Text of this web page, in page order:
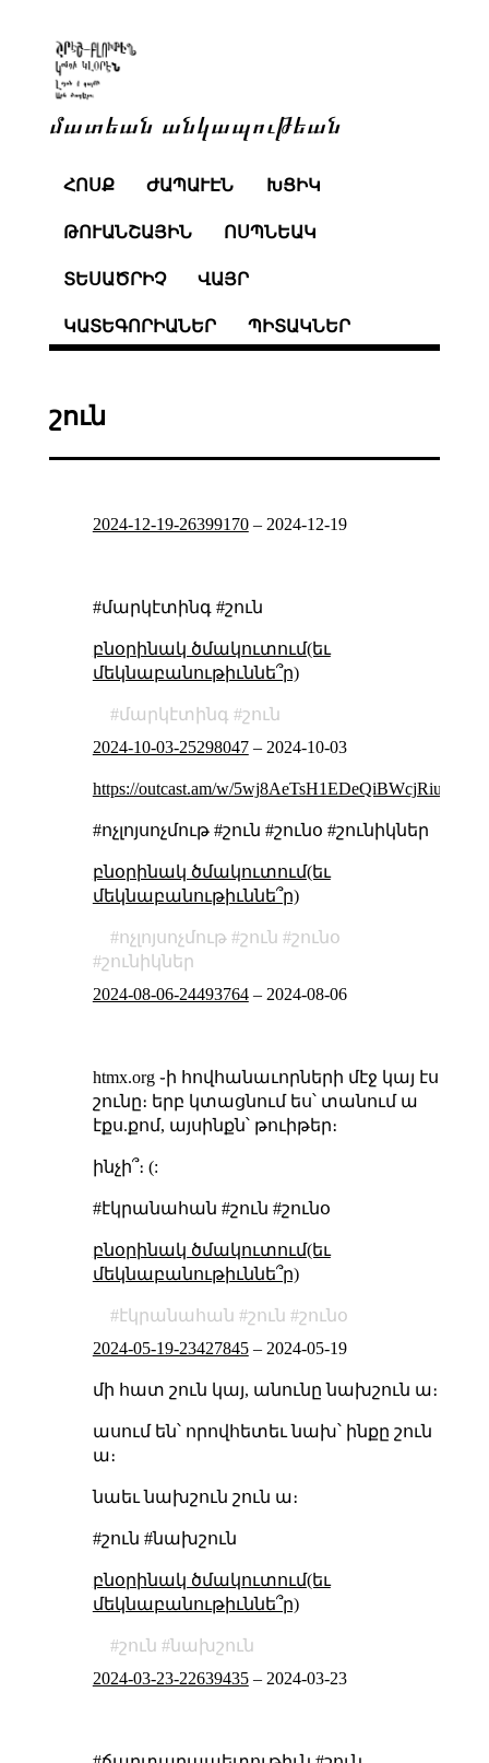
մատեան անկապութեան
ՀՈՍՔ ԺԱՊԱՒԷՆ ԽՑԻԿ
ԹՈՒԱՆՇԱՅԻՆ ՈՍՊՆԵԱԿ
ՏԵՍԱԾՐԻՉ ՎԱՅՐ
ԿԱՏԵԳՈՐԻԱՆԵՐ ՊԻՏԱԿՆԵՐ
շուն
2024-12-19-26399170– 2024-12-19
#մարկէտինգ #շուն
բնօրինակ ծմակուտում(եւ
մեկնաբանութիւննե՞ր)
մարկէտինգ
շուն
2024-10-03-25298047– 2024-10-03
https://outcast.am/w/5wj8AeTsH1EDeQiBWcjRiu
#ոչլոյսոչմութ #շուն #շունօ #շունիկներ
բնօրինակ ծմակուտում(եւ
մեկնաբանութիւննե՞ր)
ոչլոյսոչմութ շուն
շունօ
շունիկներ
2024-08-06-24493764– 2024-08-06
htmx.org ֊ի հովհանաւորների մէջ կայ էս
շունը։ երբ կտացնում ես՝ տանում ա
էքս.քոմ, այսինքն՝ թուիթեր։
ինչի՞։ (:
#էկրանահան #շուն #շունօ
բնօրինակ ծմակուտում(եւ
մեկնաբանութիւննե՞ր)
էկրանահան շուն
շունօ
2024-05-19-23427845– 2024-05-19
մի հատ շուն կայ, անունը նախշուն ա։
ասում են՝ որովհետեւ նախ՝ ինքը շուն
ա։
նաեւ նախշուն շուն ա։
#շուն #նախշուն
բնօրինակ ծմակուտում(եւ
մեկնաբանութիւննե՞ր)
շուն
նախշուն
2024-03-23-22639435– 2024-03-23